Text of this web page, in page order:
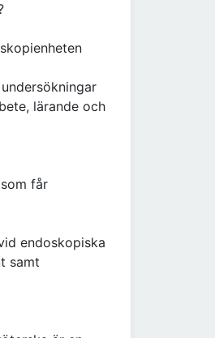
lärande och
får
endoskopiska
samt